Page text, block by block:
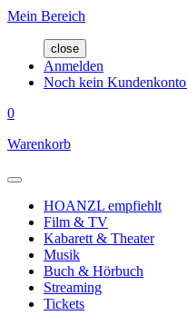
Mein Bereich
close
Anmelden
Noch kein
0
Warenkorb
HOANZL empfiehlt
Film & TV
Kabarett & Theater
Musik
Buch & Hörbuch
Streaming
Tickets